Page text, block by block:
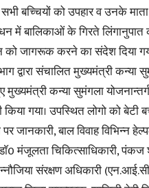
बच्चियों को उपहार व उनके
में बालिकाओं के गिरते
जागरूक करने का संदेश दिया
द्वारा संचालित मुख्यमंत्री
कन्या सुमंगला
किया गया। उपस्थित लोगो को
बाल विवाह विभिन्न
मंजूलता चिकित्साधिकारी,
संरक्षण अधिकारी (एन.आई.सी),